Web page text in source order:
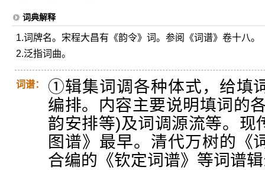
词典解释
1.词牌名。宋程大昌有《韵令》词。参阅《词谱》卷十八。
2.泛指词曲。
词谱：
①辑集词调各种体式，给填
编排。内容主要说明填词的
韵安排等)及词调源流等。现
图谱》最早。清代万树的《
合编的《钦定词谱》等词谱